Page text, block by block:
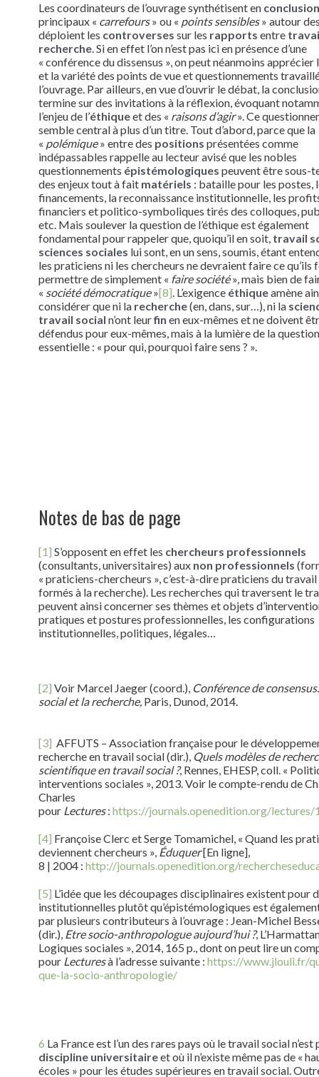
Les coordinateurs de l’ouvrage synthétisent en
principaux « carrefours» ou « points sensibles» autour
déploient les controverses sur les rapports entre
recherche. Si en effet l’on n’est pas ici en présence d’une
« conférence du dissensus », on peut néanmoins apprécier
et la variété des points de vue et questionnements
l’ouvrage. Par ailleurs, en vue d’ouvrir le débat, la
termine sur des invitations à la réflexion, évoquant
l’enjeu de l’éthiqueet des « raisons d’agir». Ce
semble central à plus d’un titre. Tout d’abord, parce que la
« polémique» entre des positions présentées comme
indépassables rappelle au lecteur avisé que les nobles
questionnements épistémologiques peuvent être sous-
des enjeux tout à fait matériels : bataille pour les postes,
financements, la reconnaissance institutionnelle, les
financiers et politico-symboliques tirés des colloques,
etc. Mais soulever la question de l’éthique est également
fondamental pour rappeler que, quoiqu’il en soit,travail
sciences sociales lui sont, en un sens, soumis, étant
les praticiens ni les chercheurs ne devraient faire ce qu’ils
permettre de simplement « faire société», mais bien de
« société démocratique»[8]. L’exigence éthiqueamène
considérer que ni la recherche(en, dans, sur…), ni la
travail social n’ont leurfin en eux-mêmes et ne doivent
défendus pour eux-mêmes, mais à la lumière de la question
essentielle : « pour qui, pourquoi faire sens ? ».
Notes de bas de page
[1] S’opposent en effet les chercheurs professionnels
(consultants, universitaires) aux non professionnels
« praticiens-chercheurs », c’est-à-dire praticiens du
formés à la recherche). Les recherches qui traversent le
peuvent ainsi concerner ses thèmes et objets
pratiques et postures professionnelles, les configurations
institutionnelles, politiques, légales…
[2] Voir Marcel Jaeger (coord.), Conférence de
social et la recherche,Paris, Dunod, 2014.
[3] AFFUTS – Association française pour le
recherche en travail social (dir.), Quels modèles de
scientifique en travail social ?, Rennes, EHESP, coll. «
interventions sociales », 2013. Voir le compte-rendu de
Charles
pour Lectures: https://journals.openedition.org/lectures/
[4] Françoise Clerc et Serge Tomamichel, « Quand les
deviennent chercheurs », Éduquer[En ligne],
8 | 2004 : http://journals.openedition.org/
[5] L’idée que les découpages disciplinaires existent pour
institutionnelles plutôt qu’épistémologiques est
par plusieurs contributeurs à l’ouvrage : Jean-Michel
(dir.), Etre socio-anthropologue aujourd’hui ?,
Logiques sociales », 2014, 165 p., dont on peut lire un
pour Lecturesà l’adresse suivante : https://www.jlouli.fr/
que-la-socio-anthropologie/
6 La France est l’un des rares pays où le travail social n’est
discipline universitaireet où il n’existe même pas de «
écoles » pour les études supérieures en travail social.